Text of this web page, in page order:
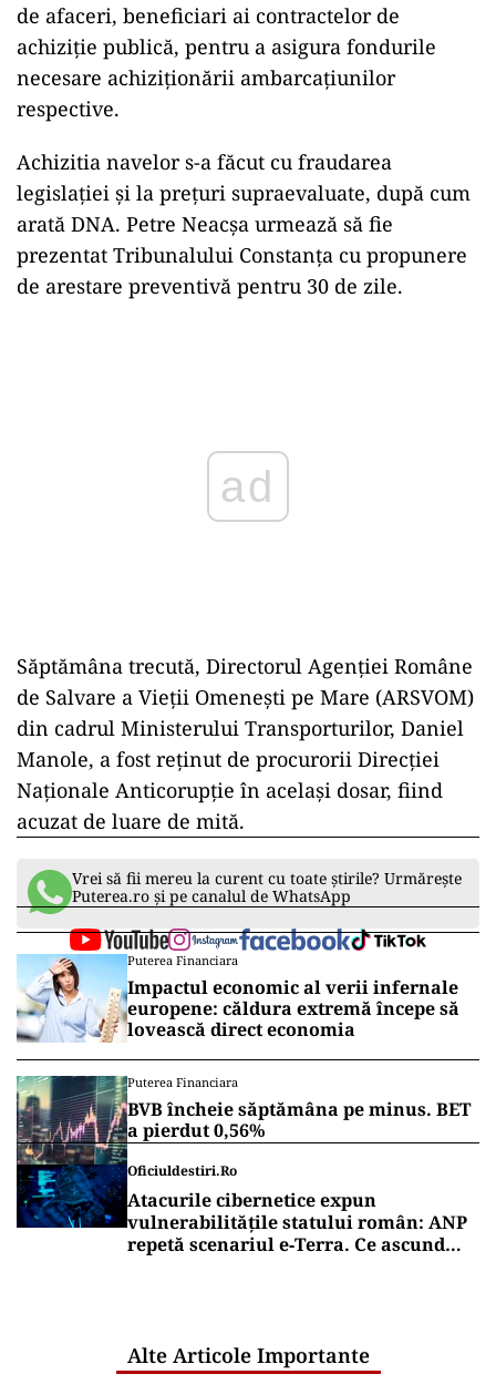
de afaceri, beneficiari ai contractelor de
achiziție publică, pentru a asigura fondurile
necesare achiziționării ambarcațiunilor
respective.
Achizitia navelor s-a făcut cu fraudarea
legislației și la prețuri supraevaluate, după cum
arată DNA. Petre Neacșa urmează să fie
prezentat Tribunalului Constanța cu propunere
de arestare preventivă pentru 30 de zile.
Săptămâna trecută, Directorul Agenţiei Române
de Salvare a Vieţii Omeneşti pe Mare (ARSVOM)
din cadrul Ministerului Transporturilor, Daniel
Manole, a fost reţinut de procurorii Direcţiei
Naţionale Anticorupţie în același dosar, fiind
acuzat de luare de mită.
Vrei să fii mereu la curent cu toate știrile? Urmărește
Puterea.ro și pe canalul de WhatsApp
Puterea Financiara
Impactul economic al verii infernale
europene: căldura extremă începe să
lovească direct economia
Puterea Financiara
BVB încheie săptămâna pe minus. BET
a pierdut 0,56%
Oficiuldestiri.ro
Atacurile cibernetice expun
vulnerabilitățile statului român: ANP
repetă scenariul e‑Terra. Ce ascund
Alte Articole Importante